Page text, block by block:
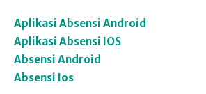
Aplikasi Absensi Android
Aplikasi Absensi IOS
Absensi Android
Absensi Ios